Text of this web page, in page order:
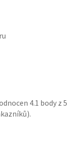
4.1 body z 5